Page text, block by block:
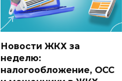
Новости ЖКХ за
неделю:
налогообложение, ОСС